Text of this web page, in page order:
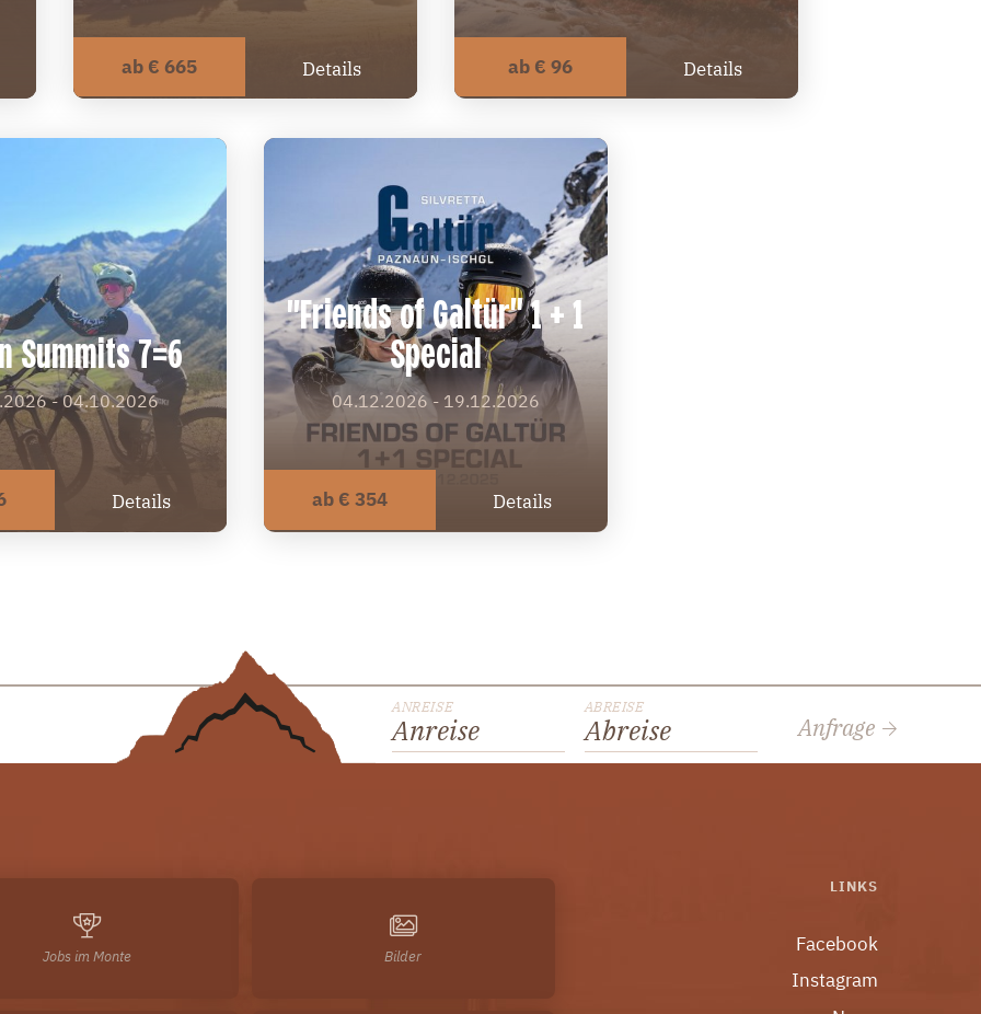
ab € 665 Details ab € 96 Details
Summits 7=6
- 04.10.2026
Details
"Friends of Galtür" 1 + 1
Special
04.12.2026 - 19.12.2026
ab € 354 Details
ANREISE
Anreise
ABREISE
Abreise Anfrage
Jobs im Monte Bilder
LINKS
Facebook
Instagram